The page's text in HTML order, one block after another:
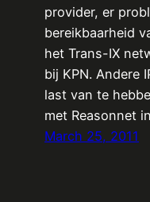
provider, er
bereikbaarheid
het Trans-IX
bij KPN. Andere
last van te
met Reasonnet
March 25, 2011